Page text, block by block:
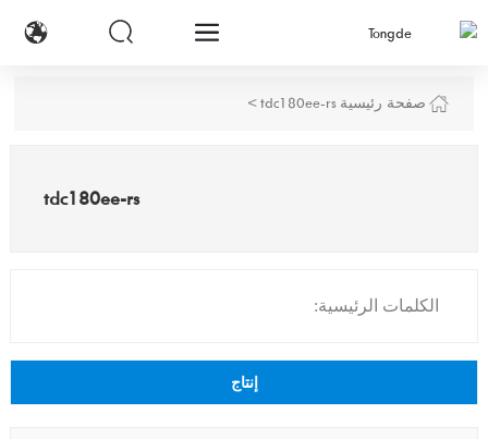
صفحة رئيسية tdc180ee-rs
tdc180ee-rs
الكلمات الرئيسية:
إنتاج